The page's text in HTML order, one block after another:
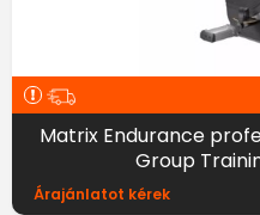
Matrix Endurance professzionális szobakerékpár
Group
Árajánlatot kérek